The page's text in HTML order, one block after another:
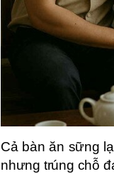
Cả bàn ăn sững
nhưng trúng chỗ